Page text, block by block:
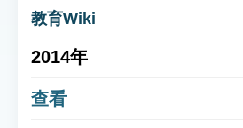
單字索引
遊戲專區
教育Wiki
2014年
查看